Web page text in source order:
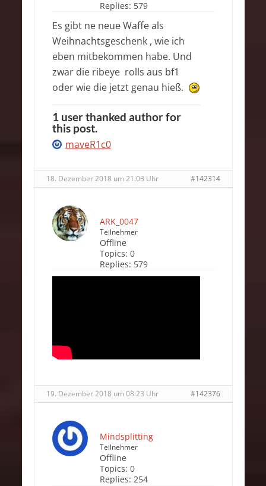
Replies: 579
Es gibt ne neue Waffe als
Weihnachtsgeschenk , wie ich
eben mitbekommen habe. Und
zwar die ribeye rolls aus bf1
oder wie die jetzt genau hieß.
1 user thanked author for
this post.
maveR1c0
18. Dezember 2018 um 21:03 Uhr #142314
ARK_0047
Teilnehmer
Offline
Topics: 0
Replies: 579
19. Dezember 2018 um 08:23 Uhr #142376
Mindsplitting
Teilnehmer
Offline
Topics: 0
Replies: 254